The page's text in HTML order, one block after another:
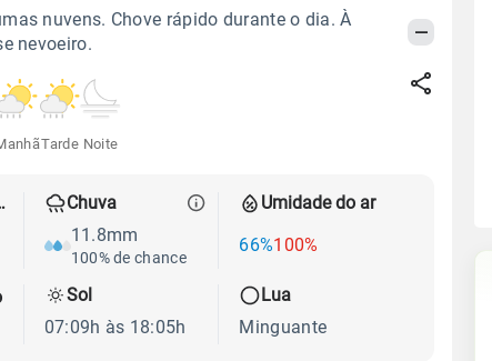
nuvens. Chove rápido durante o dia. À
nevoeiro.
Tarde Noite
Chuva
11.8mm
100% de chance
Umidade do ar
66%100%
Sol
07:09h às 18:05h
Lua
Minguante